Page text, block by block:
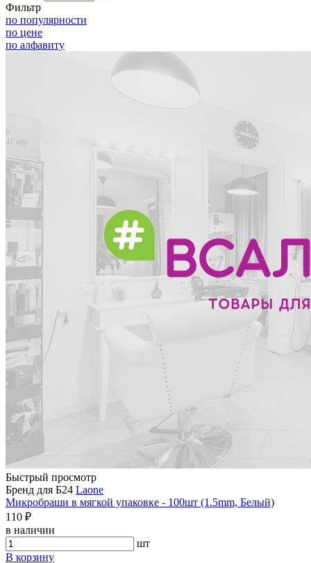
Фильтр
по популярности
по цене
по алфавиту
Быстрый просмотр
Бренд для Б24 Laone
Микробраши в мягкой упаковке - 100шт (1.5mm, Белый)
110 ₽
в наличии
шт
В корзину